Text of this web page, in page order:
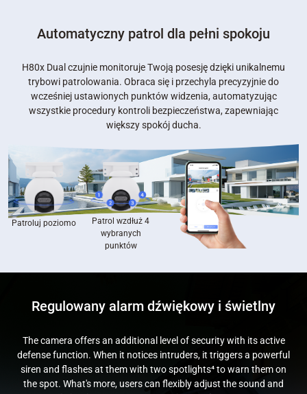
Automatyczny patrol dla pełni spokoju
H80x Dual czujnie monitoruje Twoją posesję dzięki unikalnemu
trybowi patrolowania. Obraca się i przechyla precyzyjnie do
wcześniej ustawionych punktów widzenia, automatyzując
wszystkie procedury kontroli bezpieczeństwa, zapewniając
większy spokój ducha.
Patroluj poziomo
Patrol wzdłuż 4
wybranych
punktów
Regulowany alarm dźwiękowy i świetlny
The camera offers an additional level of security with its active
defense function. When it notices intruders, it triggers a powerful
siren and flashes at them with two spotlights⁴ to warn them on
the spot. What's more, users can flexibly adjust the sound and